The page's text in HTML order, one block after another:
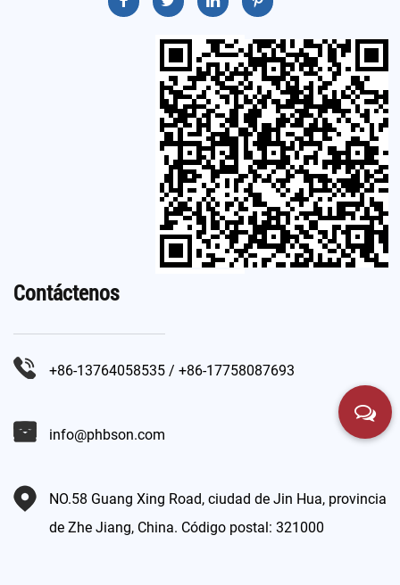
Contáctenos
+86-13764058535 / +86-17758087693
info@phbson.com
NO.58 Guang Xing Road, ciudad de Jin Hua, provincia
de Zhe Jiang, China. Código postal: 321000